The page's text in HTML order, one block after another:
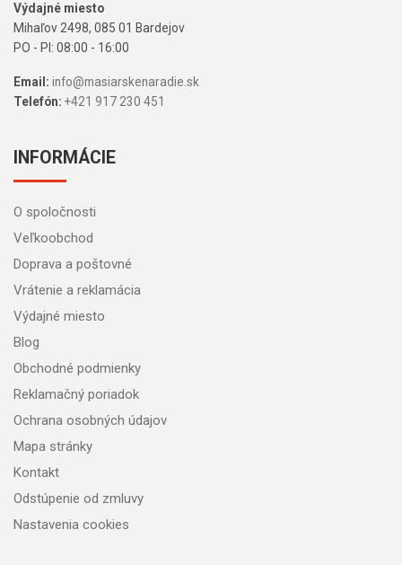
Výdajné miesto
Mihaľov 2498, 085 01 Bardejov
PO - PI: 08:00 - 16:00
Email: info@masiarskenaradie.sk
Telefón: +421 917 230 451
INFORMÁCIE
O spoločnosti
Veľkoobchod
Doprava a poštovné
Vrátenie a reklamácia
Výdajné miesto
Blog
Obchodné podmienky
Reklamačný poriadok
Ochrana osobných údajov
Mapa stránky
Kontakt
Odstúpenie od zmluvy
Nastavenia cookies